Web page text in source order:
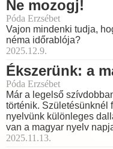
Ne mozogj!
Póda Erzsébet
Vajon mindenki tudja,
néma időrablója?
2025.12.9.
Ékszerünk: a
Póda Erzsébet
Már a legelső
történik. Születésünknél
nyelvünk különleges
van a magyar nyelv
2025.11.13.